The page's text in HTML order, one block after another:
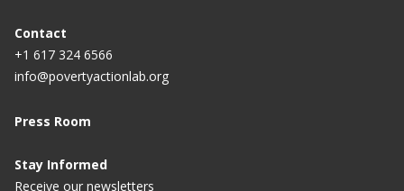
Contact
+1 617 324 6566
info@povertyactionlab.org
Press Room
Stay Informed
Receive our newsletters